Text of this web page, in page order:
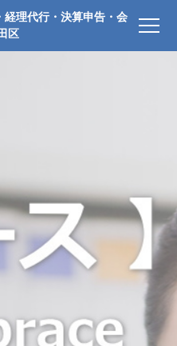
経理代行・決算申告・会
区